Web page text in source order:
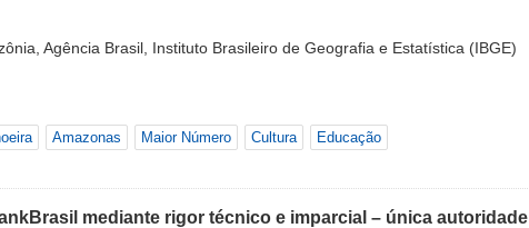
Agência Brasil, Instituto Brasileiro de Geografia e Estatística (IBGE)
Amazonas Maior Número Cultura Educação
mediante rigor técnico e imparcial – única autoridade